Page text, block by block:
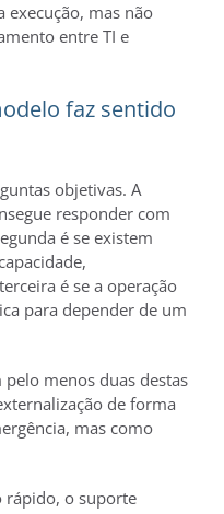
execução, mas não
entre TI e
faz sentido
objetivas. A
responder com
é se existem
é se a operação
para depender de um
menos duas destas
de forma
mas como
rápido, o suporte